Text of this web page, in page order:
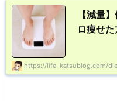
【減量
ロ痩せ
https://life-katsublog.com/